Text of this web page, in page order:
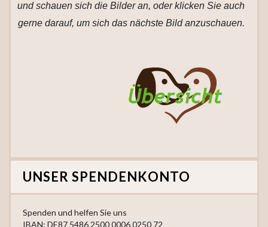
und schauen sich die Bilder an, oder klicken Sie auch
gerne darauf, um sich das nächste Bild anzuschauen.
UNSER SPENDENKONTO
Spenden und helfen Sie uns
IBAN: DE87 5486 2500 0006 0250 72